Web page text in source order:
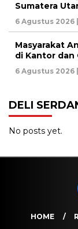
Sumatera
6 Agustus 2026
Masyarakat
di Kantor dan
6 Agustus 2026
DELI
No posts yet.
HOME